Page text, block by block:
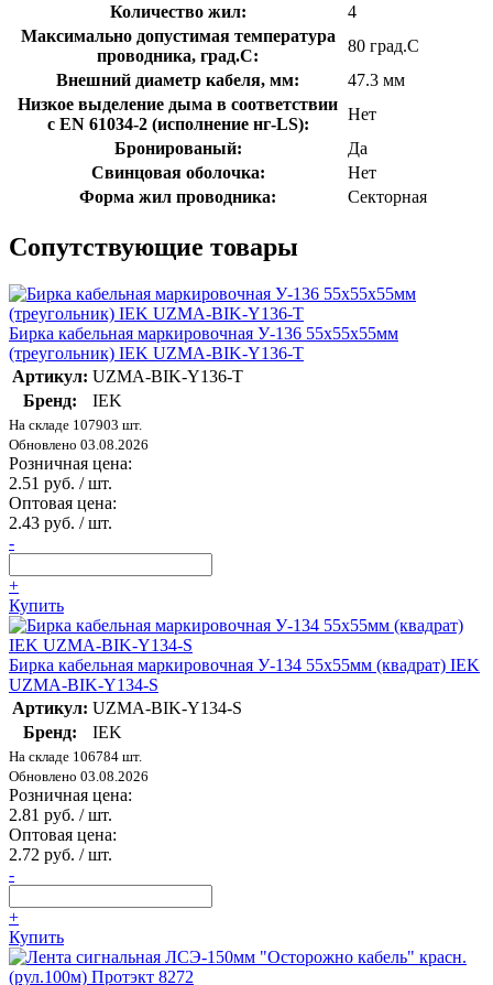
Количество жил:
4
Максимально допустимая температура
проводника, град.C:
80 град.C
Внешний диаметр кабеля, мм:
47.3 мм
Низкое выделение дыма в соответствии
с EN 61034-2 (исполнение нг-LS):
Нет
Бронированый:
Да
Свинцовая оболочка:
Нет
Форма жил проводника:
Секторная
Сопутствующие товары
Бирка кабельная маркировочная У-136 55х55х55мм
(треугольник) IEK UZMA-BIK-Y136-T
Артикул: UZMA-BIK-Y136-T
Бренд:
IEK
На складе 107903 шт.
Обновлено 03.08.2026
Розничная цена:
2.51 руб. / шт.
Оптовая цена:
2.43 руб. / шт.
-
+
Купить
Бирка кабельная маркировочная У-134 55х55мм (квадрат) IEK
UZMA-BIK-Y134-S
Артикул: UZMA-BIK-Y134-S
Бренд:
IEK
На складе 106784 шт.
Обновлено 03.08.2026
Розничная цена:
2.81 руб. / шт.
Оптовая цена:
2.72 руб. / шт.
-
+
Купить